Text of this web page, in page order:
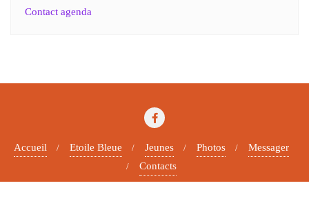
Contact agenda
Accueil Etoile Bleue Jeunes Photos
Messager
Contacts